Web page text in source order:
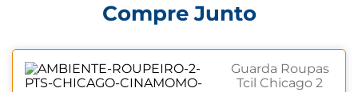
Compre Junto
Guarda Roupas
Tcil Chicago 2